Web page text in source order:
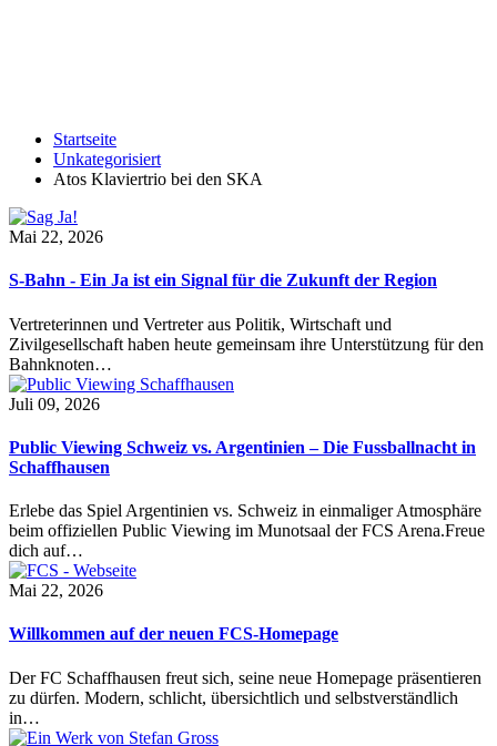
Startseite
Unkategorisiert
Atos Klaviertrio bei den SKA
Mai 22, 2026
S-Bahn - Ein Ja ist ein Signal für die Zukunft der Region
Vertreterinnen und Vertreter aus Politik, Wirtschaft und
Zivilgesellschaft haben heute gemeinsam ihre Unterstützung für den
Bahnknoten…
Juli 09, 2026
Public Viewing Schweiz vs. Argentinien – Die Fussballnacht in
Schaffhausen
Erlebe das Spiel Argentinien vs. Schweiz in einmaliger Atmosphäre
beim offiziellen Public Viewing im Munotsaal der FCS Arena.Freue
dich auf…
Mai 22, 2026
Willkommen auf der neuen FCS-Homepage
Der FC Schaffhausen freut sich, seine neue Homepage präsentieren
zu dürfen. Modern, schlicht, übersichtlich und selbstverständlich
in…